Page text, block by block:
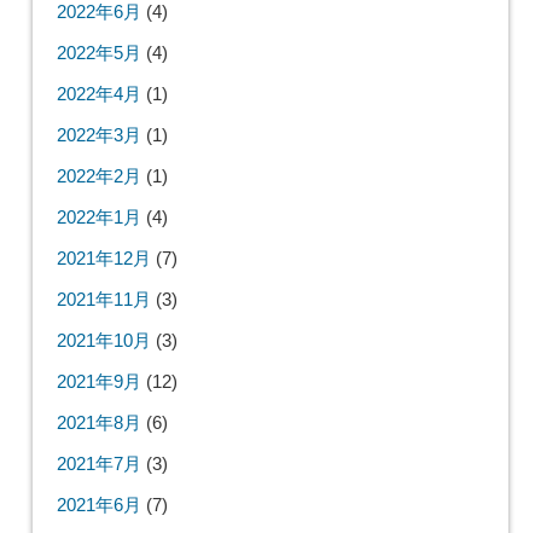
2022年6月 (4)
2022年5月 (4)
2022年4月 (1)
2022年3月 (1)
2022年2月 (1)
2022年1月 (4)
2021年12月 (7)
2021年11月 (3)
2021年10月 (3)
2021年9月 (12)
2021年8月 (6)
2021年7月 (3)
2021年6月 (7)